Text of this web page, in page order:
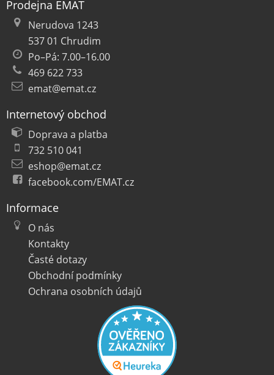
Prodejna EMAT
Nerudova 1243
537 01 Chrudim
Po–Pá: 7.00–16.00
469 622 733
emat@emat.cz
Internetový obchod
Doprava a platba
732 510 041
eshop@emat.cz
facebook.com/EMAT.cz
Informace
O nás
Kontakty
Časté dotazy
Obchodní podmínky
Ochrana osobních údajů